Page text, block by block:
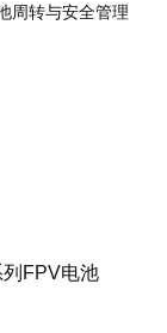
周转与安全管理
FPV电池